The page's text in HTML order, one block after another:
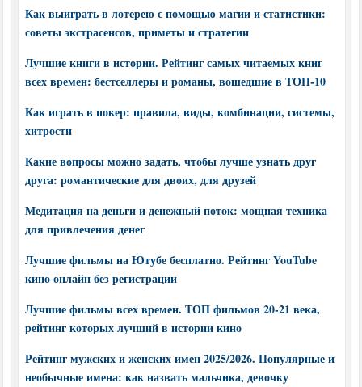
Как выиграть в лотерею с помощью магии и статистики:
советы экстрасенсов, приметы и стратегии
Лучшие книги в истории. Рейтинг самых читаемых книг
всех времен: бестселлеры и романы, вошедшие в ТОП-10
Как играть в покер: правила, виды, комбинации, системы,
хитрости
Какие вопросы можно задать, чтобы лучше узнать друг
друга: романтические для двоих, для друзей
Медитация на деньги и денежный поток: мощная техника
для привлечения денег
Лучшие фильмы на Ютубе бесплатно. Рейтинг YouTube
кино онлайн без регистрации
Лучшие фильмы всех времен. ТОП фильмов 20-21 века,
рейтинг которых лучший в истории кино
Рейтинг мужских и женских имен 2025/2026. Популярные и
необычные имена: как назвать мальчика, девочку